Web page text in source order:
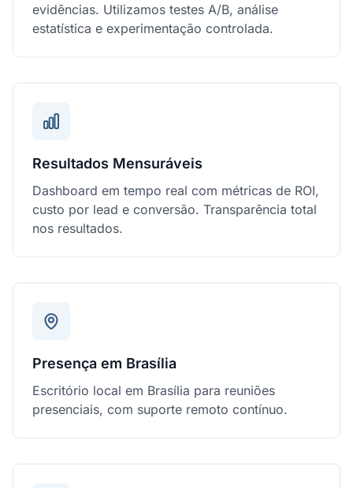
evidências. Utilizamos testes A/B, análise
estatística e experimentação controlada.
Resultados Mensuráveis
Dashboard em tempo real com métricas de ROI,
custo por lead e conversão. Transparência total
nos resultados.
Presença em Brasília
Escritório local em Brasília para reuniões
presenciais, com suporte remoto contínuo.